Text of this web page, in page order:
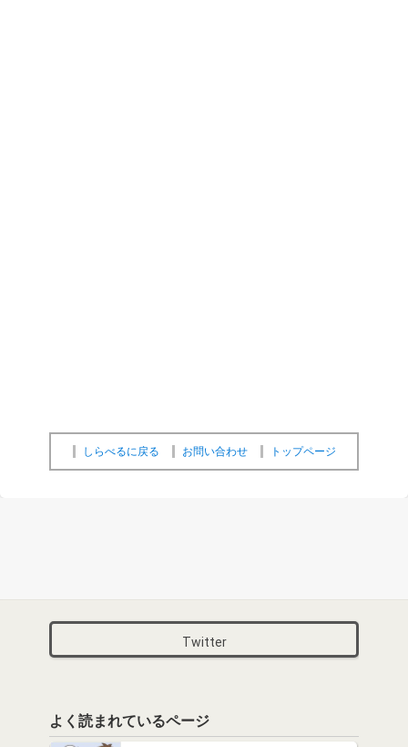
しらべるに戻る お問い合わせ トップページ
Twitter
よく読まれているページ